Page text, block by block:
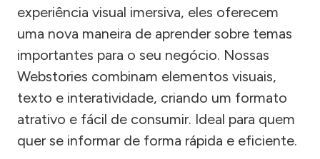
experiência visual imersiva, eles oferecem
uma nova maneira de aprender sobre temas
importantes para o seu negócio. Nossas
Webstories combinam elementos visuais,
texto e interatividade, criando um formato
atrativo e fácil de consumir. Ideal para quem
quer se informar de forma rápida e eficiente.